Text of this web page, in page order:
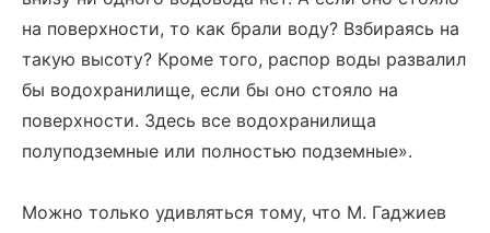
на поверхности, то как брали воду? Взбираясь на
такую высоту? Кроме того, распор воды развалил
бы водохранилище, если бы оно стояло на
поверхности. Здесь все водохранилища
полуподземные или полностью подземные».
Можно только удивляться тому, что М. Гаджиев